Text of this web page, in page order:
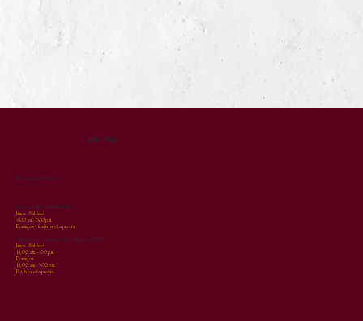
VERCELLI
Ubicaciones y horarios
Bogotá: Calle 134Bis # 19-91
Lunes - Sábado
9:00 a.m. - 7:00 p.m.
Domingos y festivos cita previa.
Chía: Centro Comercial Centro Chía Local 1250
Lunes - Sábado
11:00 a.m. - 7:00 p.m.
Domingos
11:00 a.m. - 3:00 p.m.
Festivos cita previa.